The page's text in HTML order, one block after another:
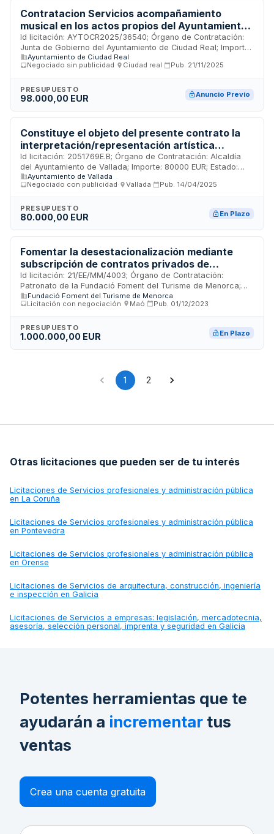
Contratacion Servicios acompañamiento
musical en los actos propios del Ayuntamiento
con Banda de Música
Id licitación: AYTOCR2025/36540; Órgano de Contratación:
Junta de Gobierno del Ayuntamiento de Ciudad Real; Importe:
98000 EUR; Estado: PRE
Ayuntamiento de Ciudad Real
Negociado sin publicidad
Ciudad real Pub. 21/11/2025
PRESUPUESTO
98.000,00 EUR Anuncio Previo
Constituye el objeto del presente contrato la
interpretación/representación artística
musical mediante la realización de actuaciones
para actos culturales y lúdico/festivos que
coadyuven con el Ayuntamiento de Vallada al
fomento y la promoción de la música de banda
en el municipio de Vallada
Id licitación: 2051769E.B; Órgano de Contratación: Alcaldía
del Ayuntamiento de Vallada; Importe: 80000 EUR; Estado:
PUBAyuntamiento de Vallada
Negociado con publicidad
Vallada Pub. 14/04/2025
PRESUPUESTO
80.000,00 EUR En Plazo
Fomentar la desestacionalización mediante
subscripción de contratos privados de
patrocinio que generen un retorno publicitaria
de la marca menorca
Id licitación: 21/EE/MM/4003; Órgano de Contratación:
Patronato de la Fundació Foment del Turisme de Menorca;
Importe: 1000000 EUR; Estado: PUB
Fundació Foment del Turisme de Menorca
Licitación con negociación
Maó Pub. 01/12/2023
PRESUPUESTO
1.000.000,00 EUR En Plazo
1 2
Otras licitaciones que pueden ser de tu interés
Licitaciones de Servicios profesionales y administración pública
en La Coruña
Licitaciones de Servicios profesionales y administración pública
en Pontevedra
Licitaciones de Servicios profesionales y administración pública
en Orense
Licitaciones de Servicios de arquitectura, construcción, ingeniería
e inspección en Galicia
Licitaciones de Servicios a empresas: legislación, mercadotecnia,
asesoría, selección personal, imprenta y seguridad en Galicia
Potentes herramientas que te
ayudarán a incrementar tus
ventas
Crea una cuenta gratuita